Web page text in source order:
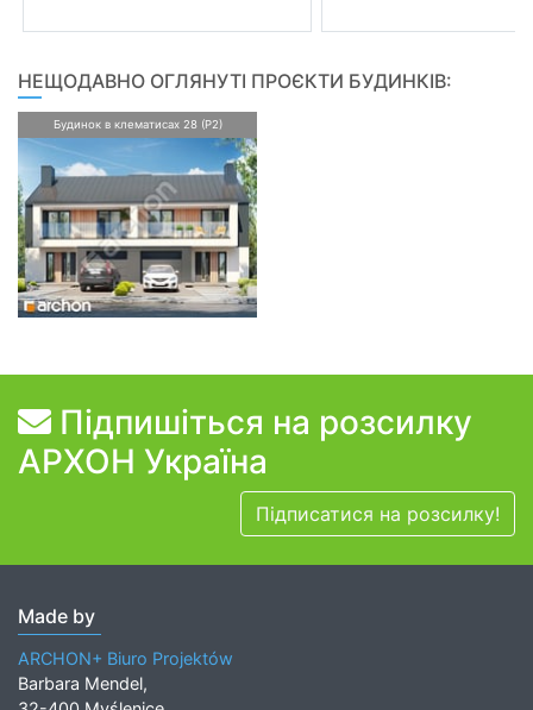
НЕЩОДАВНО ОГЛЯНУТІ ПРОЄКТИ БУДИНКІВ:
Будинок в клематисах 28 (Р2)
Підпишіться на розсилку
АРХОН Україна
Підписатися на розсилку!
Made by
ARCHON+ Biuro Projektów
Barbara Mendel,